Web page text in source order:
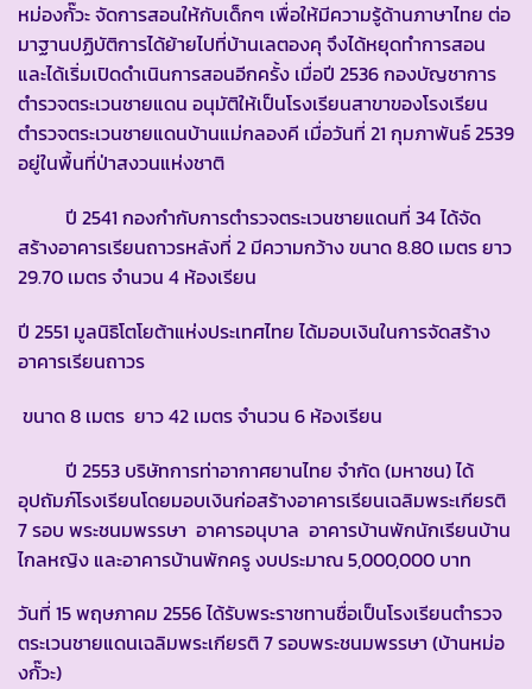
หม่องกั๊วะ จัดการสอนให้กับเด็กๆ เพื่อให้มีความรู้ด้านภาษาไทย ต่อ
มาฐานปฏิบัติการได้ย้ายไปที่บ้านเลตองคุ จึงได้หยุดทำการสอน
และได้เริ่มเปิดดำเนินการสอนอีกครั้ง เมื่อปี 2536 กองบัญชาการ
ตำรวจตระเวนชายแดน อนุมัติให้เป็นโรงเรียนสาขาของโรงเรียน
ตำรวจตระเวนชายแดนบ้านแม่กลองคี เมื่อวันที่ 21 กุมภาพันธ์ 2539
อยู่ในพื้นที่ป่าสงวนแห่งชาติ
ปี 2541 กองกำกับการตำรวจตระเวนชายแดนที่ 34 ได้จัด
สร้างอาคารเรียนถาวรหลังที่ 2 มีความกว้าง ขนาด 8.80 เมตร ยาว
29.70 เมตร จำนวน 4 ห้องเรียน
ปี 2551 มูลนิธิโตโยต้าแห่งประเทศไทย ได้มอบเงินในการจัดสร้าง
อาคารเรียนถาวร
ขนาด 8 เมตร ยาว 42 เมตร จำนวน 6 ห้องเรียน
ปี 2553 บริษัทการท่าอากาศยานไทย จำกัด (มหาชน) ได้
อุปถัมภ์โรงเรียนโดยมอบเงินก่อสร้างอาคารเรียนเฉลิมพระเกียรติ
7 รอบ พระชนมพรรษา อาคารอนุบาล อาคารบ้านพักนักเรียนบ้าน
ไกลหญิง และอาคารบ้านพักครู งบประมาณ 5,000,000 บาท
วันที่ 15 พฤษภาคม 2556 ได้รับพระราชทานชื่อเป็นโรงเรียนตำรวจ
ตระเวนชายแดนเฉลิมพระเกียรติ 7 รอบพระชนมพรรษา (บ้านหม่อ
งกั๊วะ)